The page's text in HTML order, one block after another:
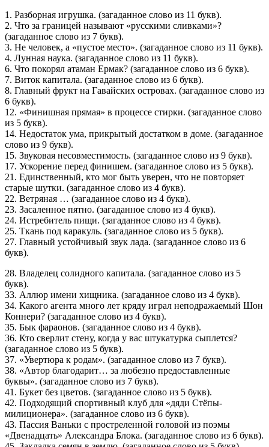
1. Разборная игрушка. (загаданное слово из 11 букв).
2. Что за границей называют «русскими сливками»?
(загаданное слово из 7 букв).
3. Не человек, а «пустое место». (загаданное слово из 11 букв).
4. Лунная наука. (загаданное слово из 11 букв).
6. Что покорял атаман Ермак? (загаданное слово из 6 букв).
7. Виток капитала. (загаданное слово из 6 букв).
8. Главный фрукт на Гавайских островах. (загаданное слово из
6 букв).
12. «Финишная прямая» в процессе стирки. (загаданное слово
из 5 букв).
14. Недостаток ума, прикрытый достатком в доме. (загаданное
слово из 9 букв).
15. Звуковая несовместимость. (загаданное слово из 9 букв).
17. Ускорение перед финишем. (загаданное слово из 5 букв).
21. Единственный, кто мог быть уверен, что не повторяет
старые шутки. (загаданное слово из 4 букв).
22. Ветряная … (загаданное слово из 4 букв).
23. Засаленное пятно. (загаданное слово из 4 букв).
24. Истребитель пищи. (загаданное слово из 4 букв).
25. Ткань под каракуль. (загаданное слово из 5 букв).
27. Главный устойчивый звук лада. (загаданное слово из 6
букв).
28. Владелец солидного капитала. (загаданное слово из 5
букв).
33. Аллюр имени хищника. (загаданное слово из 4 букв).
34. Какого агента много лет кряду играл неподражаемый Шон
Коннери? (загаданное слово из 4 букв).
35. Бык фараонов. (загаданное слово из 4 букв).
36. Кто сверлит стену, когда у вас штукатурка сыплется?
(загаданное слово из 5 букв).
37. «Увертюра к родам». (загаданное слово из 7 букв).
38. «Автор благодарит… за любезно предоставленные
буквы». (загаданное слово из 7 букв).
41. Букет без цветов. (загаданное слово из 5 букв).
42. Подходящий спортивный клуб для «дяди Стёпы-
милиционера». (загаданное слово из 6 букв).
43. Пассия Ваньки с простреленной головой из поэмы
«Двенадцать» Александра Блока. (загаданное слово из 6 букв).